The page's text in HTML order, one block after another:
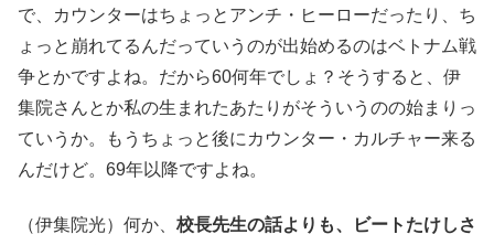
で、カウンターはちょっとアンチ・ヒーローだったり、ち
ょっと崩れてるんだっていうのが出始めるのはベトナム戦
争とかですよね。だから60何年でしょ？そうすると、伊
集院さんとか私の生まれたあたりがそういうのの始まりっ
ていうか。もうちょっと後にカウンター・カルチャー来る
んだけど。69年以降ですよね。
（伊集院光）何か、 校長先生の話よりも、ビートたけしさ